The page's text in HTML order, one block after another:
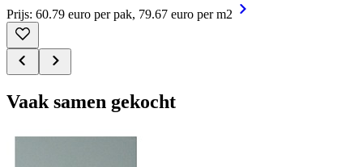
Prijs: 60.79 euro per pak, 79.67 euro per m2
Vaak samen gekocht